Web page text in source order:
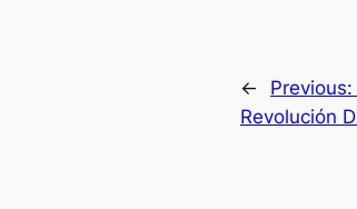
← Previous:
Revolución